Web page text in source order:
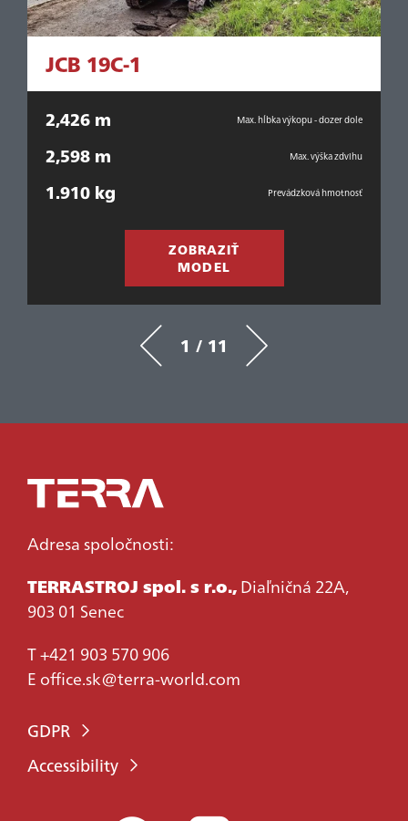
JCB 19C-1
2,426 m Max. hĺbka výkopu - dozer dole
2,598 m Max. výška zdvihu
1.910 kg Prevádzková hmotnosť
ZOBRAZIŤ
MODEL
1 / 11
Adresa spoločnosti:
TERRASTROJ spol. s r.o., Diaľničná 22A,
903 01 Senec
T+421 903 570 906
E office.sk@terra-world.com
GDPR
Accessibility